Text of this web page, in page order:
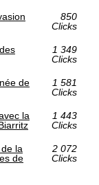
850
Clicks
1 349
Clicks
de
1 581
Clicks
la
1 443
Clicks
la
de
2 072
Clicks